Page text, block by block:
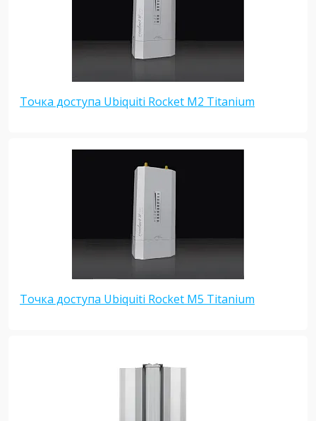
Точка доступа Ubiquiti Rocket M2 Titanium
Точка доступа Ubiquiti Rocket M5 Titanium